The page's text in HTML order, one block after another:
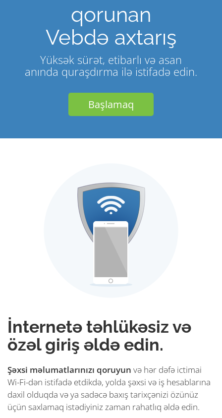
qorunan
Vebdə axtarış
Yüksək sürət, etibarlı və asan
anında quraşdırma ilə istifadə edin.
Başlamaq
İnternetə təhlükəsiz və
özəl giriş əldə edin.
Şəxsi məlumatlarınızı qoruyun və hər dəfə ictimai
Wi-Fi-dən istifadə etdikdə, yolda şəxsi və iş hesablarına
daxil olduqda və ya sadəcə baxış tarixçənizi özünüz
üçün saxlamaq istədiyiniz zaman rahatlıq əldə edin.